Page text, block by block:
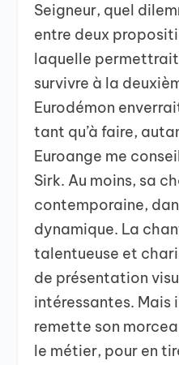
Seigneur, quel
entre deux
laquelle
survivre à la
Eurodémon
tant qu’à faire,
Euroange me
Sirk. Au moins, sa
contemporaine,
dynamique. La
talentueuse et
de présentation
intéressantes. Mais
remette son
le métier, pour en